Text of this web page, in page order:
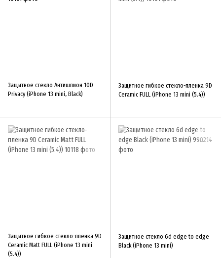
Защитное стекло Антишпион 10D
Privacy (iPhone 13 mini, Black)
Защитное гибкое стекло-пленка 9D
Ceramic FULL (iPhone 13 mini (5.4))
Защитное гибкое стекло-пленка 9D
Ceramic Matt FULL (iPhone 13 mini
(5.4))
Защитное стекло 6d edge to edge
Black (iPhone 13 mini)